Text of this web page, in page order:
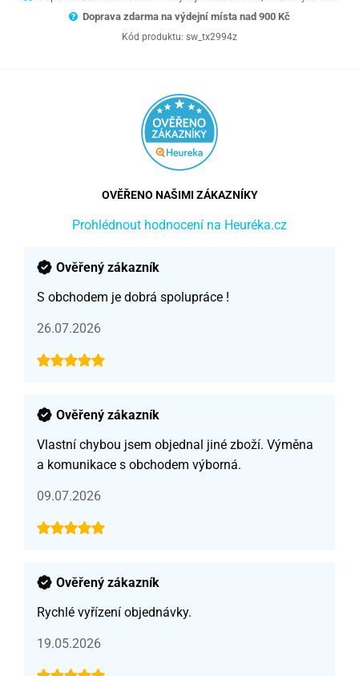
Doprava zdarma na výdejní místa nad 900 Kč
Kód produktu: sw_tx2994z
OVĚŘENO NAŠIMI ZÁKAZNÍKY
Prohlédnout hodnocení na Heuréka.cz
Ověřený zákazník
S obchodem je dobrá spolupráce !
26.07.2026
Ověřený zákazník
Vlastní chybou jsem objednal jiné zboží. Výměna
a komunikace s obchodem výborná.
09.07.2026
Ověřený zákazník
Rychlé vyřízení objednávky.
19.05.2026